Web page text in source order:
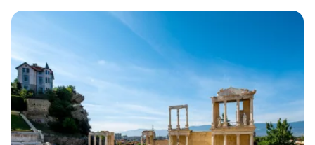
Weiter mit Facebook
Weiter mit E-Mail